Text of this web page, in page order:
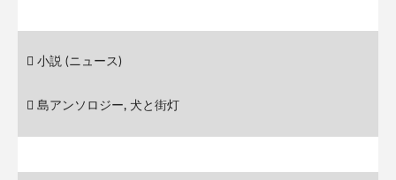
小説 (ニュース)
島アンソロジー, 犬と街灯